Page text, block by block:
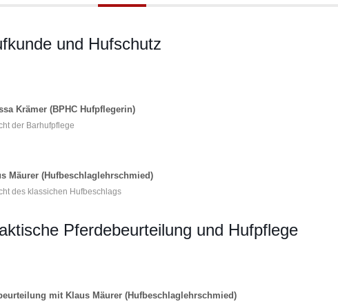
und Hufschutz
Krämer (BPHC Hufpflegerin)
der Barhufpflege
Mäurer (Hufbeschlaglehrschmied)
des klassichen Hufbeschlags
Pferdebeurteilung und Hufpflege
mit Klaus Mäurer (Hufbeschlaglehrschmied)